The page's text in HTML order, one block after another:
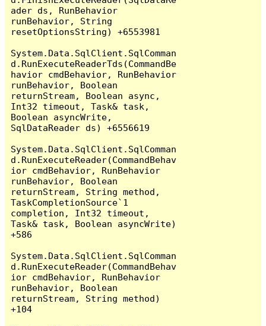
ader ds, RunBehavior
runBehavior, String
resetOptionsString) +6553981
System.Data.SqlClient.SqlComman
d.RunExecuteReaderTds(CommandBe
havior cmdBehavior, RunBehavior
runBehavior, Boolean
returnStream, Boolean async,
Int32 timeout, Task& task,
Boolean asyncWrite,
SqlDataReader ds) +6556619
System.Data.SqlClient.SqlComman
d.RunExecuteReader(CommandBehav
ior cmdBehavior, RunBehavior
runBehavior, Boolean
returnStream, String method,
TaskCompletionSource`1
completion, Int32 timeout,
Task& task, Boolean asyncWrite)
+586
System.Data.SqlClient.SqlComman
d.RunExecuteReader(CommandBehav
ior cmdBehavior, RunBehavior
runBehavior, Boolean
returnStream, String method)
+104